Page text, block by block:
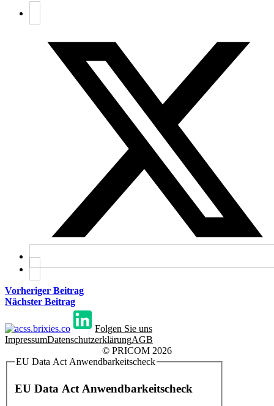
Vorheriger Beitrag
Nächster Beitrag
Folgen Sie uns
ImpressumDatenschutzerklärungAGB
© PRICOM 2026
EU Data Act Anwendbarkeitscheck
EU Data Act Anwendbarkeitscheck